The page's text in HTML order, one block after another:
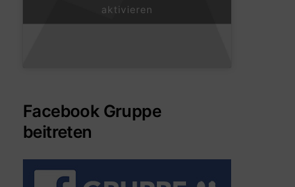
aktivieren
Facebook Gruppe
beitreten